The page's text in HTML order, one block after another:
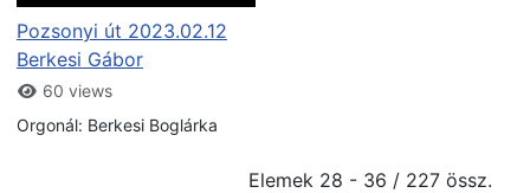
Pozsonyi út 2023.02.12
Berkesi Gábor
60 views
Orgonál: Berkesi Boglárka
Elemek 28 - 36 / 227 össz.